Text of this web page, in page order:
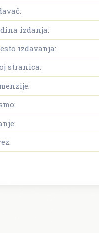
izdanja:
izdavanja:
stranica: